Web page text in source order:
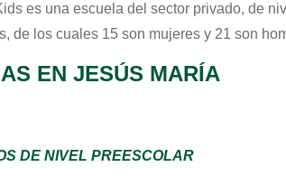
es una escuela del sector privado, de
de los cuales 15 son mujeres y 21 son
EN JESÚS MARÍA
DE NIVEL PREESCOLAR